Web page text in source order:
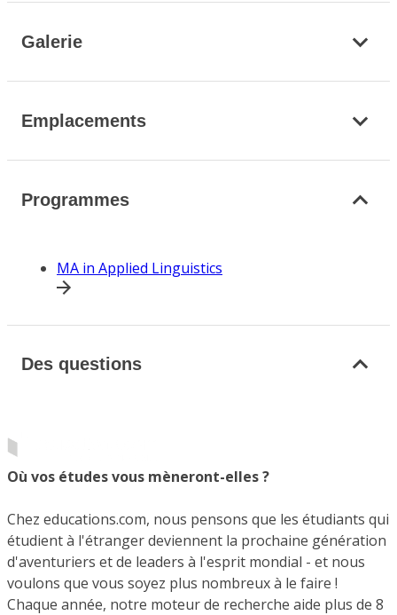
Galerie
Emplacements
Programmes
MA in Applied Linguistics
Des questions
Où vos études vous mèneront-elles ?
Chez educations.com, nous pensons que les étudiants qui
étudient à l'étranger deviennent la prochaine génération
d'aventuriers et de leaders à l'esprit mondial - et nous
voulons que vous soyez plus nombreux à le faire !
Chaque année, notre moteur de recherche aide plus de 8